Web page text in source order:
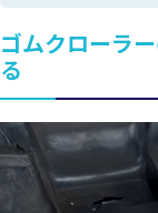
ゴムクローラ
る